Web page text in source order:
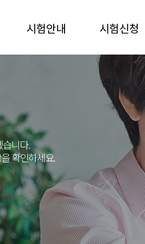
시험안내 시험신청
습니다.
확인하세요.